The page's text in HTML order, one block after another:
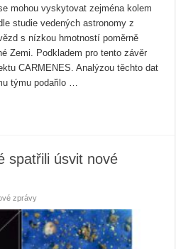
mohou vyskytovat zejména kolem
studie vedených astronomy z
s nízkou hmotností poměrně
Zemi. Podkladem pro tento závěr
CARMENES. Analýzou těchto dat
týmu podařilo …
spatřili úsvit nové
zprávy